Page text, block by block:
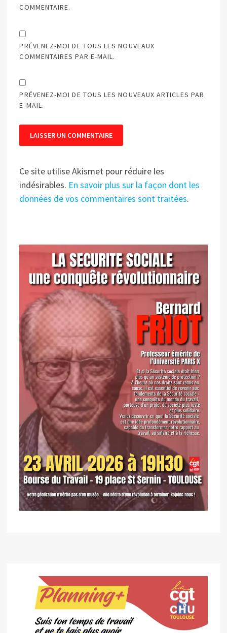
COMMENTAIRE.
PRÉVENEZ-MOI DE TOUS LES NOUVEAUX
COMMENTAIRES PAR E-MAIL.
PRÉVENEZ-MOI DE TOUS LES NOUVEAUX ARTICLES PAR
E-MAIL.
Ce site utilise Akismet pour réduire les
indésirables. En savoir plus sur la façon dont les
données de vos commentaires sont traitées.